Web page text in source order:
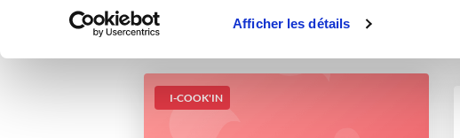
Afficher les détails
I-COOK'IN